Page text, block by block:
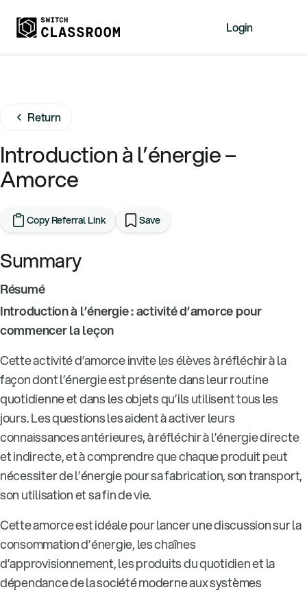
About
Events
Videos
Login
Sign Up
Return
Introduction à l’énergie –
Amorce
Copy Referral Link Save
Summary
Résumé
Introduction à l’énergie : activité d’amorce pour
commencer la leçon
Cette activité d’amorce invite les élèves à réfléchir à la
façon dont l’énergie est présente dans leur routine
quotidienne et dans les objets qu’ils utilisent tous les
jours. Les questions les aident à activer leurs
connaissances antérieures, à réfléchir à l’énergie directe
et indirecte, et à comprendre que chaque produit peut
nécessiter de l’énergie pour sa fabrication, son transport,
son utilisation et sa fin de vie.
Cette amorce est idéale pour lancer une discussion sur la
consommation d’énergie, les chaînes
d’approvisionnement, les produits du quotidien et la
dépendance de la société moderne aux systèmes